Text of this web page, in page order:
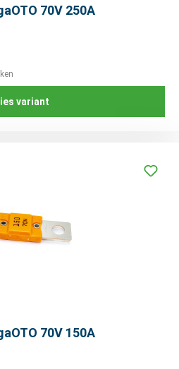
70V 250A
variant
70V 150A